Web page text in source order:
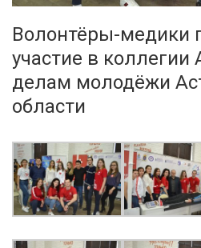
Волонтёры-медики
участие в коллегии
делам молодёжи
области